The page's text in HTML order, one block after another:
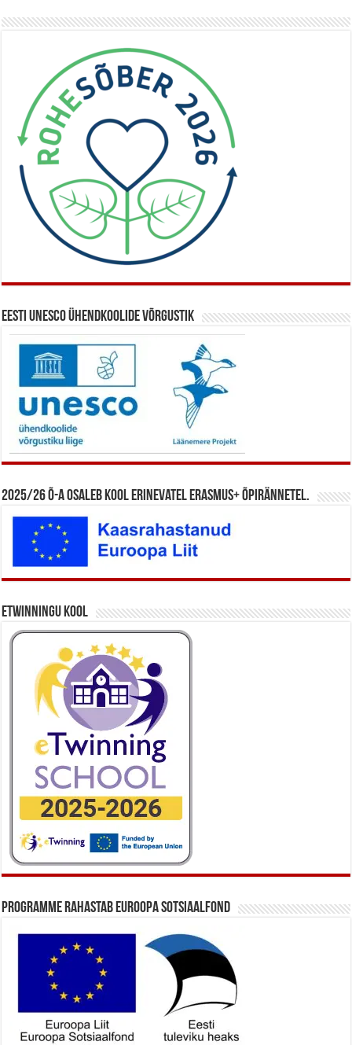
Eesti UNESCO ühendkoolide võrgustik
2025/26 õ-a osaleb kool erinevatel Erasmus+ õpirännetel.
eTwinningu kool
Programme rahastab Euroopa Sotsiaalfond